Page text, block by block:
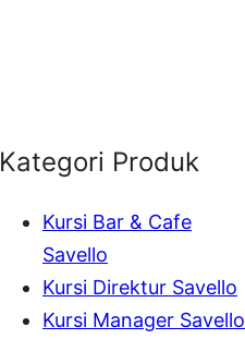
Kategori Produk
Kursi Bar & Cafe
Savello
Kursi Direktur Savello
Kursi Manager Savello